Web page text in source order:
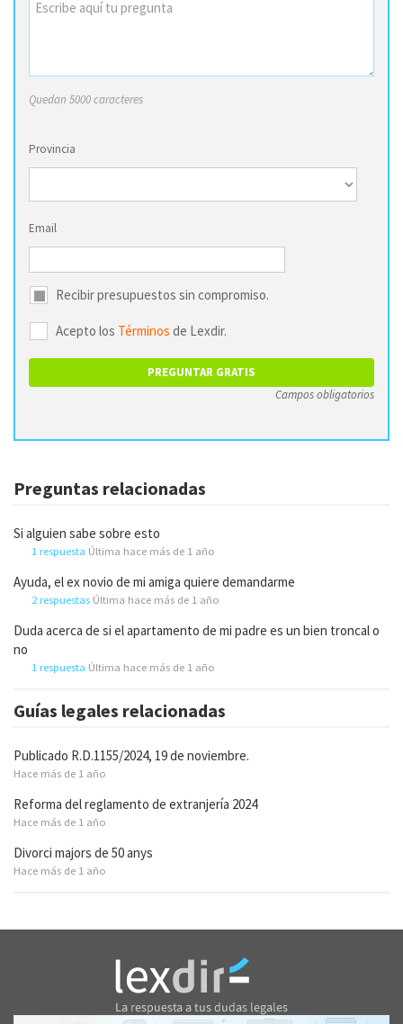
Quedan 5000 caracteres
Provincia
Email
Recibir presupuestos sin compromiso.
Acepto los Términos de Lexdir.
Campos obligatorios
Preguntas relacionadas
Si alguien sabe sobre esto
1 respuesta Última hace más de 1 año
Ayuda, el ex novio de mi amiga quiere demandarme
2 respuestas Última hace más de 1 año
Duda acerca de si el apartamento de mi padre es un bien troncal o
no
1 respuesta Última hace más de 1 año
Guías legales relacionadas
Publicado R.D.1155/2024, 19 de noviembre.
Hace más de 1 año
Reforma del reglamento de extranjería 2024
Hace más de 1 año
Divorci majors de 50 anys
Hace más de 1 año